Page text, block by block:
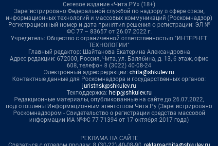
Сетевое издание «Чита.РУ» (18+)
Зарегистрировано Федеральной службой по надзору в сфере связи,
информационных технологий и массовых коммуникаций (Роскомнадзор)
Регистрационный номер и дата принятия решения о регистрации: ЭЛ №
ФС 77 – 83657 от 26.07.2022 г.
Учредитель: Общество с ограниченной ответственностью "ИНТЕРНЕТ
ТЕХНОЛОГИИ"
Главный редактор: Шайтанова Екатерина Александровна
Адрес редакции: 672000, Россия, Чита, ул. Балябина, д. 13, 6 этаж, офис
608, телефон 8 (3022) 40-08-24
Электронный адрес редакции: chita@shkulev.ru
Контактные данные для Роскомнадзора и государственных органов:
juristnsk@shkulev.ru
Техподдержка: help@shkulev.ru
Редакционные материалы, опубликованные на сайте до 26.07.2022,
подготовлены Информационным агентством Чита.Ру (Зарегистрировано
Роскомнадзором - Свидетельство о регистрации средства массовой
информации ИА №ФС 77-71394 от 17 октября 2017 года)
РЕКЛАМА НА САЙТЕ